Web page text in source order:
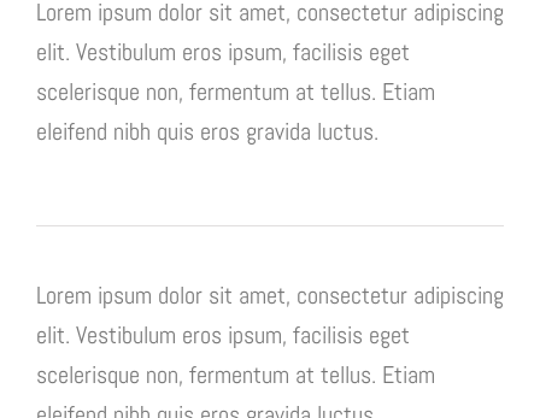
Lorem ipsum dolor sit amet, consectetur adipiscing
elit. Vestibulum eros ipsum, facilisis eget
scelerisque non, fermentum at tellus. Etiam
eleifend nibh quis eros gravida luctus.
Lorem ipsum dolor sit amet, consectetur adipiscing
elit. Vestibulum eros ipsum, facilisis eget
scelerisque non, fermentum at tellus. Etiam